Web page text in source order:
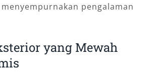
pengalaman
yang Mewah